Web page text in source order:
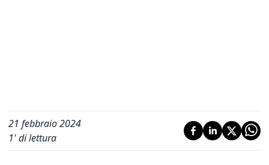
21 febbraio 2024
1' di lettura